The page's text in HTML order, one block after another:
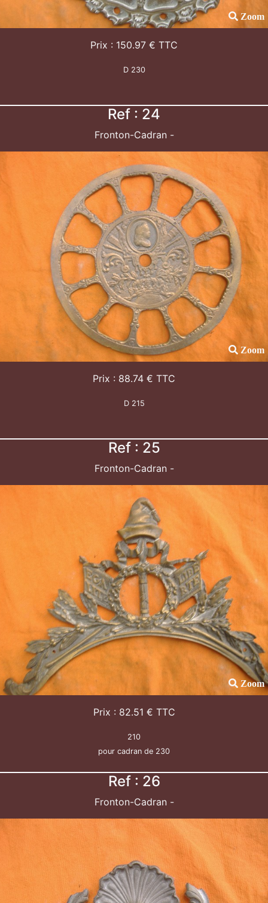
Zoom
Prix : 150.97 € TTC
D 230
Ref : 24
Fronton-Cadran -
Zoom
Prix : 88.74 € TTC
D 215
Ref : 25
Fronton-Cadran -
Zoom
Prix : 82.51 € TTC
210
pour cadran de 230
Ref : 26
Fronton-Cadran -